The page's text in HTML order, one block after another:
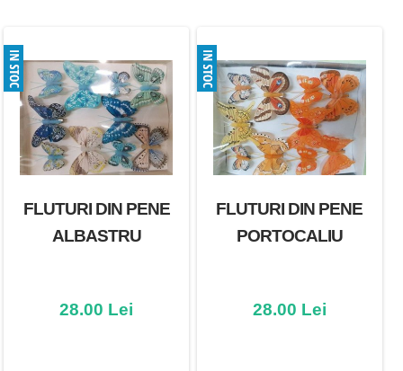
FLUTURI DIN PENE
ALBASTRU
28.00 Lei
FLUTURI DIN PENE
PORTOCALIU
28.00 Lei